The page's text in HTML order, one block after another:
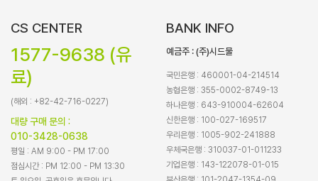
CS CENTER
1577-9638 (유
료)
(해외 : +82-42-716-0227)
대량 구매 문의 :
010-3428-0638
평일 : AM 9:00 - PM 17:00
점심시간 : PM 12:00 - PM 13:30
BANK INFO
예금주 : (주)시드물
국민은행 : 460001-04-214514
농협은행 : 355-0002-8749-13
하나은행 : 643-910004-62604
신한은행 : 100-027-169517
우리은행 : 1005-902-241888
우체국은행 : 310037-01-011233
기업은행 : 143-122078-01-015